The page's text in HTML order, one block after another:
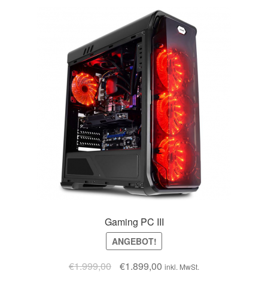
Gaming PC III
ANGEBOT!
€1.999,00 €1.899,00 inkl. MwSt.